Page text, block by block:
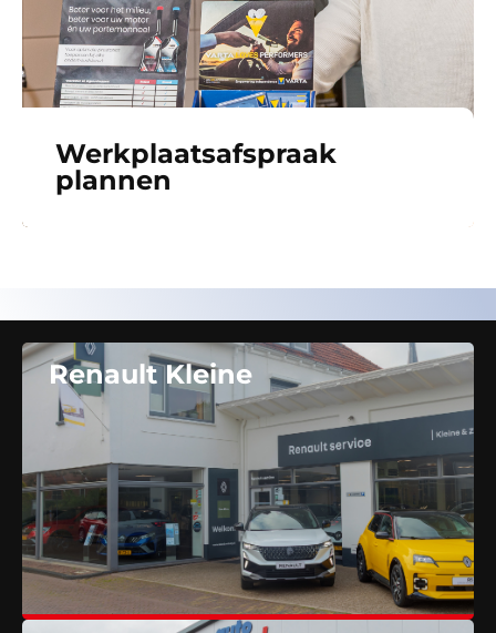
Werkplaatsafspraak
plannen
Renault Kleine